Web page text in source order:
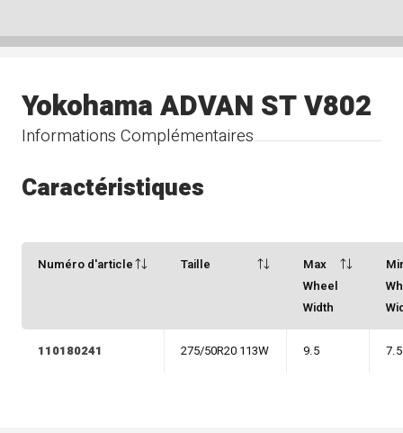
Informations Complémentaires
Yokohama ADVAN ST V802
Caractéristiques
Numéro d'article Taille
Max
Wheel
Width
110180241 275/50R20 113W 9.5 7.5